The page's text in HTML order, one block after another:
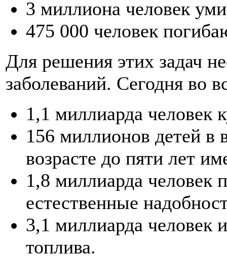
3 миллиона человек
475 000 человек
Для решения этих задач
заболеваний. Сегодня во
1,1 миллиарда человек
156 миллионов детей в
возрасте до пяти лет
1,8 миллиарда человек
естественные
3,1 миллиарда человек
топлива.